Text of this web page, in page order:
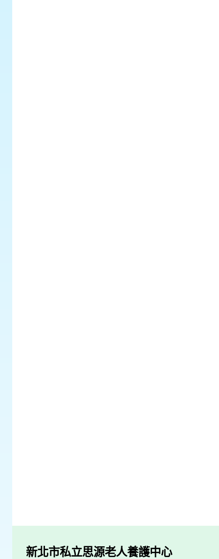
新北市私立思源老人養護中心